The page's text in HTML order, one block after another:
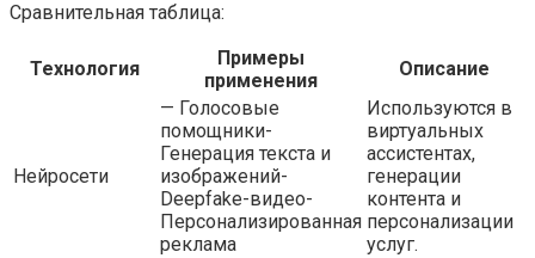
Сравнительная таблица:
Технология
Примеры
применения
Описание
Нейросети
— Голосовые
помощники-
Генерация текста и
изображений-
Deepfake-видео-
Персонализированная
реклама
Используются в
виртуальных
ассистентах,
генерации
контента и
персонализации
услуг.